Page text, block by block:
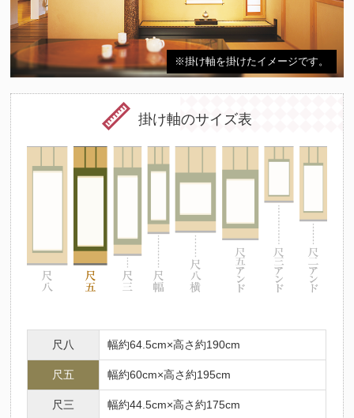
※掛け軸を掛けたイメージです。
掛け軸のサイズ表
尺八 幅約64.5cm×高さ約190cm
尺五 幅約60cm×高さ約195cm
尺三 幅約44.5cm×高さ約175cm